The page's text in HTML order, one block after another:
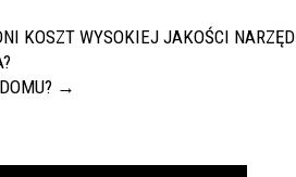
KOSZT WYSOKIEJ JAKOŚCI
→